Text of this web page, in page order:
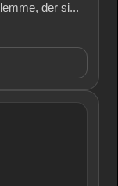
der si...